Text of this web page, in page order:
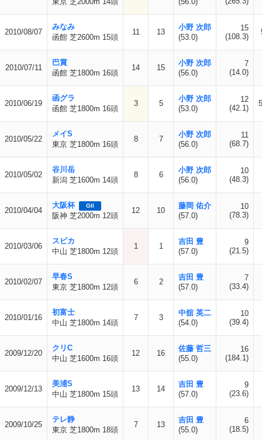
2010/08/07
みなみ
函館 芝2600m 15頭
11 13
小野 次郎
(53.0)
15
(108.3)
2010/07/11
巴賞
函館 芝1800m 16頭
14 15
小野 次郎
(56.0)
7
(14.0)
2010/06/19
函グラ
函館 芝1800m 16頭
3 5
小野 次郎
(53.0)
12
(42.1)
2010/05/22
メイS
東京 芝1800m 16頭
8 7
小野 次郎
(56.0)
11
(68.7)
2010/05/02
谷川岳
新潟 芝1600m 14頭
8 6
小野 次郎
(56.0)
10
(48.3)
2010/04/04
大阪杯 GII
阪神 芝2000m 12頭
12 10
藤岡 佑介
(57.0)
10
(78.3)
2010/03/06
スピカ
中山 芝1800m 12頭
1 1
吉田 豊
(57.0)
9
(21.5)
2010/02/07
早春S
東京 芝1800m 12頭
6 2
吉田 豊
(57.0)
7
(33.4)
2010/01/16
初富士
中山 芝1800m 14頭
7 3
中舘 英二
(54.0)
10
(39.4)
2009/12/20
クリC
中山 芝1600m 16頭
12 16
佐藤 哲三
(55.0)
16
(184.1)
2009/12/13
美浦S
中山 芝1800m 15頭
13 14
吉田 豊
(57.0)
9
(23.6)
2009/10/25
テレ静
東京 芝1800m 18頭
7 13
吉田 豊
(55.0)
6
(18.5)